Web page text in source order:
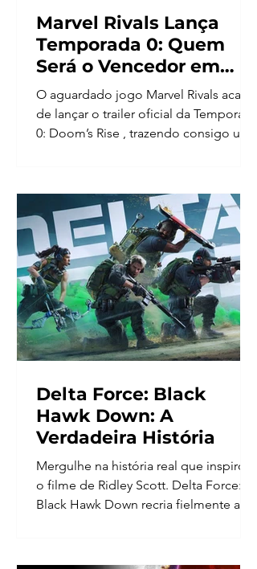
Marvel Rivals Lança
Temporada 0: Quem
Será o Vencedor em
Doom’s Rise
O aguardado jogo Marvel Rivals acaba
de lançar o trailer oficial da Temporada
0: Doom’s Rise , trazendo consigo uma
Delta Force: Black
Hawk Down: A
Verdadeira História
Mergulhe na história real que inspirou
o filme de Ridley Scott. Delta Force:
Black Hawk Down recria fielmente a